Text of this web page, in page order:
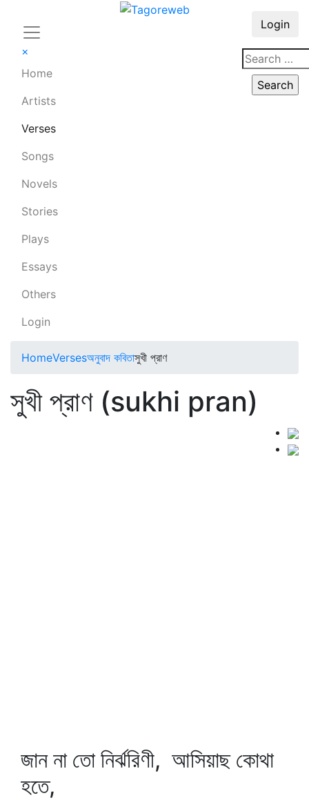
×
Home
Artists
Verses
Songs
Novels
Stories
Plays
Essays
Others
Login
Login
HomeVersesঅনুবাদ কবিতাসুখী প্রাণ
সুখী প্রাণ (sukhi pran)
জান না তো নির্ঝরিণী, আসিয়াছ কোথা
হতে,